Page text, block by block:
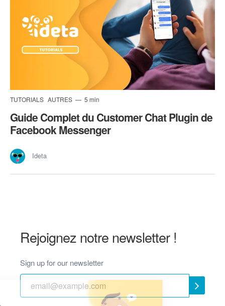
Hi, we are
TUTORIALS AUTRES 5 min
Guide Complet du Customer Chat Plugin de
Facebook Messenger
Ideta
Rejoignez notre newsletter !
Sign up for our newsletter